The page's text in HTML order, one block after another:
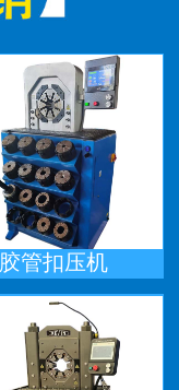
胶管扣压机